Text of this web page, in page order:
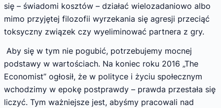
się – świadomi kosztów – działać wielozadaniowo albo
mimo przyjętej filozofii wyrzekania się agresji przeciąć
toksyczny związek czy wyeliminować partnera z gry.
Aby się w tym nie pogubić, potrzebujemy mocnej
podstawy w wartościach. Na koniec roku 2016 „The
Economist” ogłosił, że w polityce i życiu społecznym
wchodzimy w epokę postprawdy – prawda przestała się
liczyć. Tym ważniejsze jest, abyśmy pracowali nad